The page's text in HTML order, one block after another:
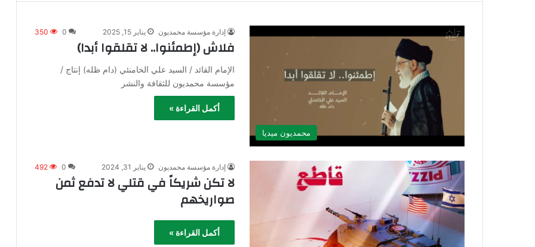
محمديون ميديا
إدارة مؤسسة محمديون يناير 15, 2025 0
350
فلاش (إطمئنوا.. لا تقلقوا أبدا)
الإمام القائد / السيد علي الخامنئي (دام ظله) إنتاج /
مؤسسة محمديون للثقافة والنشر
أكمل القراءة »
إدارة مؤسسة محمديون يناير 31, 2024 0
492
لا تكن شريكاً في قتلي لا تدفع ثمن
صواريخهم
أكمل القراءة »